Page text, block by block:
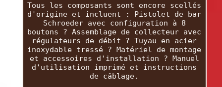
Tous les composants sont encore scellés
d'origine et incluent : Pistolet de bar
Schroeder avec configuration à 8
boutons ? Assemblage de collecteur avec
régulateurs de débit ? Tuyau en acier
inoxydable tressé ? Matériel de montage
et accessoires d'installation ? Manuel
d'utilisation imprimé et instructions
de câblage.